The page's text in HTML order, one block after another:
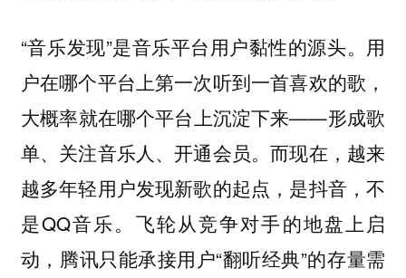
“音乐发现”是音乐平台用户黏性的源头。用
户在哪个平台上第一次听到一首喜欢的歌，
大概率就在哪个平台上沉淀下来——形成歌
单、关注音乐人、开通会员。而现在，越来
越多年轻用户发现新歌的起点，是抖音，不
是QQ音乐。飞轮从竞争对手的地盘上启
动，腾讯只能承接用户“翻听经典”的存量需